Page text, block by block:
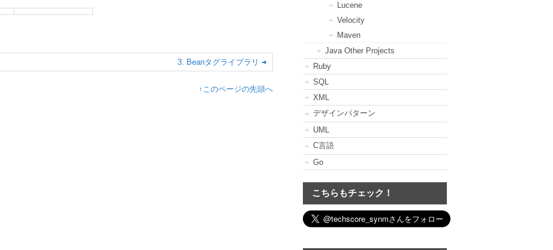
3. Beanタグライブラリ
↑このページの先頭へ
Lucene
Velocity
Maven
Java Other Projects
Ruby
SQL
XML
デザインパターン
UML
C言語
Go
こちらもチェック！